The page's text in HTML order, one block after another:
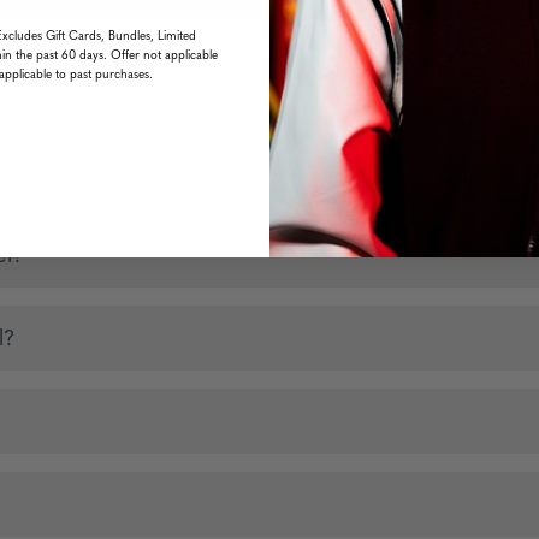
durable hybrid materials. EPIC polycarbonate lenses sport
Coat. Protective flat fold case included.
Gift Cards, Bundles, Limited
the past 60 days. Offer not applicable
to past purchases.